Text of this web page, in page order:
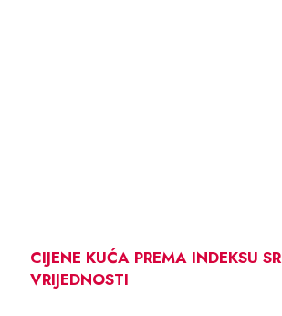
CIJENE KUĆA PREMA INDEKSU
VRIJEDNOSTI